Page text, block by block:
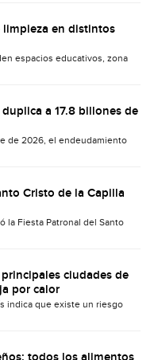
limpieza en distintos
espacios educativos, zona
a 17.8 billones de
de 2026, el endeudamiento
Cristo de la Capilla
Fiesta Patronal del Santo
ciudades de
por calor
indica que existe un riesgo